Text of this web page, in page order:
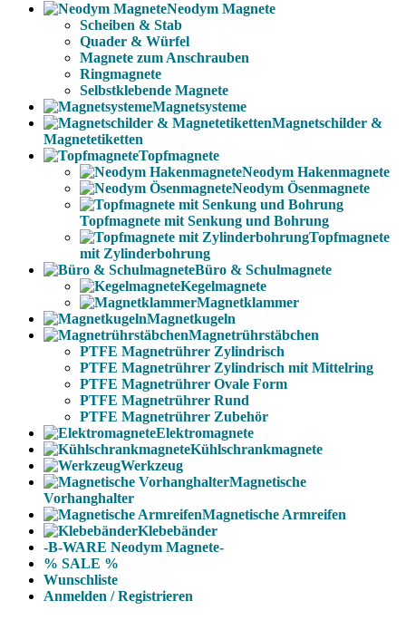
Neodym Magnete
Scheiben & Stab
Quader & Würfel
Magnete zum Anschrauben
Ringmagnete
Selbstklebende Magnete
Magnetsysteme
Magnetschilder &
Magnetetiketten
Topfmagnete
Neodym Hakenmagnete
Neodym Ösenmagnete
Topfmagnete mit Senkung und Bohrung
Topfmagnete
mit Zylinderbohrung
Büro & Schulmagnete
Kegelmagnete
Magnetklammer
Magnetkugeln
Magnetrührstäbchen
PTFE Magnetrührer Zylindrisch
PTFE Magnetrührer Zylindrisch mit Mittelring
PTFE Magnetrührer Ovale Form
PTFE Magnetrührer Rund
PTFE Magnetrührer Zubehör
Elektromagnete
Kühlschrankmagnete
Werkzeug
Magnetische
Vorhanghalter
Magnetische Armreifen
Klebebänder
-B-WARE Neodym Magnete-
% SALE %
Wunschliste
Anmelden / Registrieren